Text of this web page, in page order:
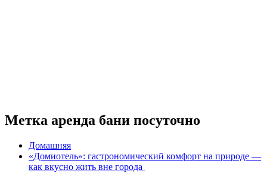
Метка аренда бани посуточно
Домашняя
«Домиотель»: гастрономический комфорт на природе —
как вкусно жить вне города